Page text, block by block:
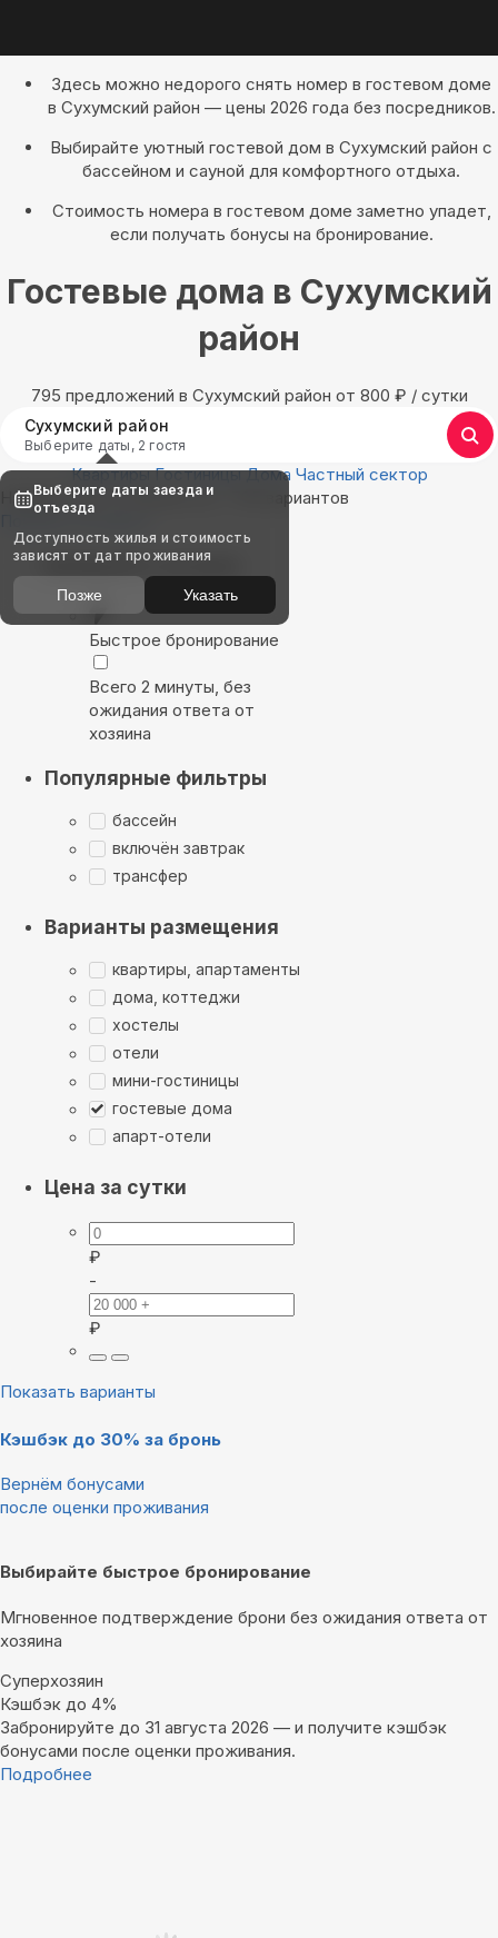
Здесь можно недорого снять номер в гостевом доме
в Сухумский район — цены 2026 года без посредников.
Выбирайте уютный гостевой дом в Сухумский район с
бассейном и сауной для комфортного отдыха.
Стоимость номера в гостевом доме заметно упадет,
если получать бонусы на бронирование.
Гостевые дома в Сухумский
район
795 предложений в Сухумский район oт 800 ₽ / сутки
Сухумский район
Выберите даты, 2 гостя
Квартиры Гостиницы Дома Частный сектор
Найдём, где остановиться : 795 вариантов
Показать на карте
Выбирайте лучшее
Быстрое бронирование
Всего 2 минуты, без
ожидания ответа от
хозяина
Популярные фильтры
бассейн
включён завтрак
трансфер
Варианты размещения
квартиры, апартаменты
дома, коттеджи
хостелы
отели
мини-гостиницы
гостевые дома
апарт-отели
Цена за сутки
₽
-
₽
Показать варианты
Кэшбэк до 30% за бронь
Вернём бонусами
после оценки проживания
Выбирайте быстрое бронирование
Мгновенное подтверждение брони без ожидания ответа от
хозяина
Суперхозяин
Кэшбэк до 4%
Забронируйте до 31 августа 2026 — и получите кэшбэк
бонусами после оценки проживания.
Подробнее
Выберите даты заезда и
отъезда
Доступность жилья и стоимость
зависят от дат проживания
Позже Указать